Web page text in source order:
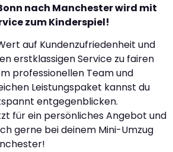
nach Manchester wird mit
zum Kinderspiel!
auf Kundenzufriedenheit und
erstklassigen Service zu fairen
professionellen Team und
Leistungspaket kannst du
entgegenblicken.
für ein persönliches Angebot und
gerne bei deinem Mini-Umzug